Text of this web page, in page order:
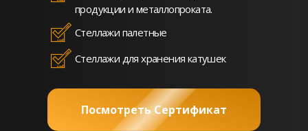
продукции и металлопроката.
Стеллажи палетные
Стеллажи для хранения катушек
Посмотреть Сертификат